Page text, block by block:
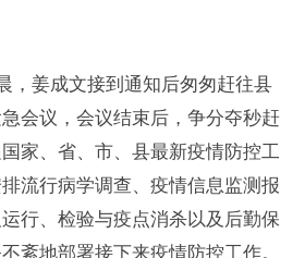
，姜成文接到通知后匆匆赶往县
会议，会议结束后，争分夺秒赶
家、省、市、县最新疫情防控工
流行病学调查、疫情信息监测报
行、检验与疫点消杀以及后勤保
紊地部署接下来疫情防控工作。